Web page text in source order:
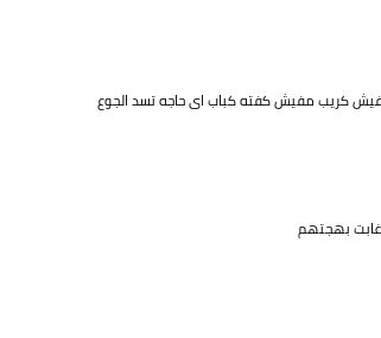
كريب مفيش كفته كباب اى حاجه تسد الجوع
غابت بهجتهم